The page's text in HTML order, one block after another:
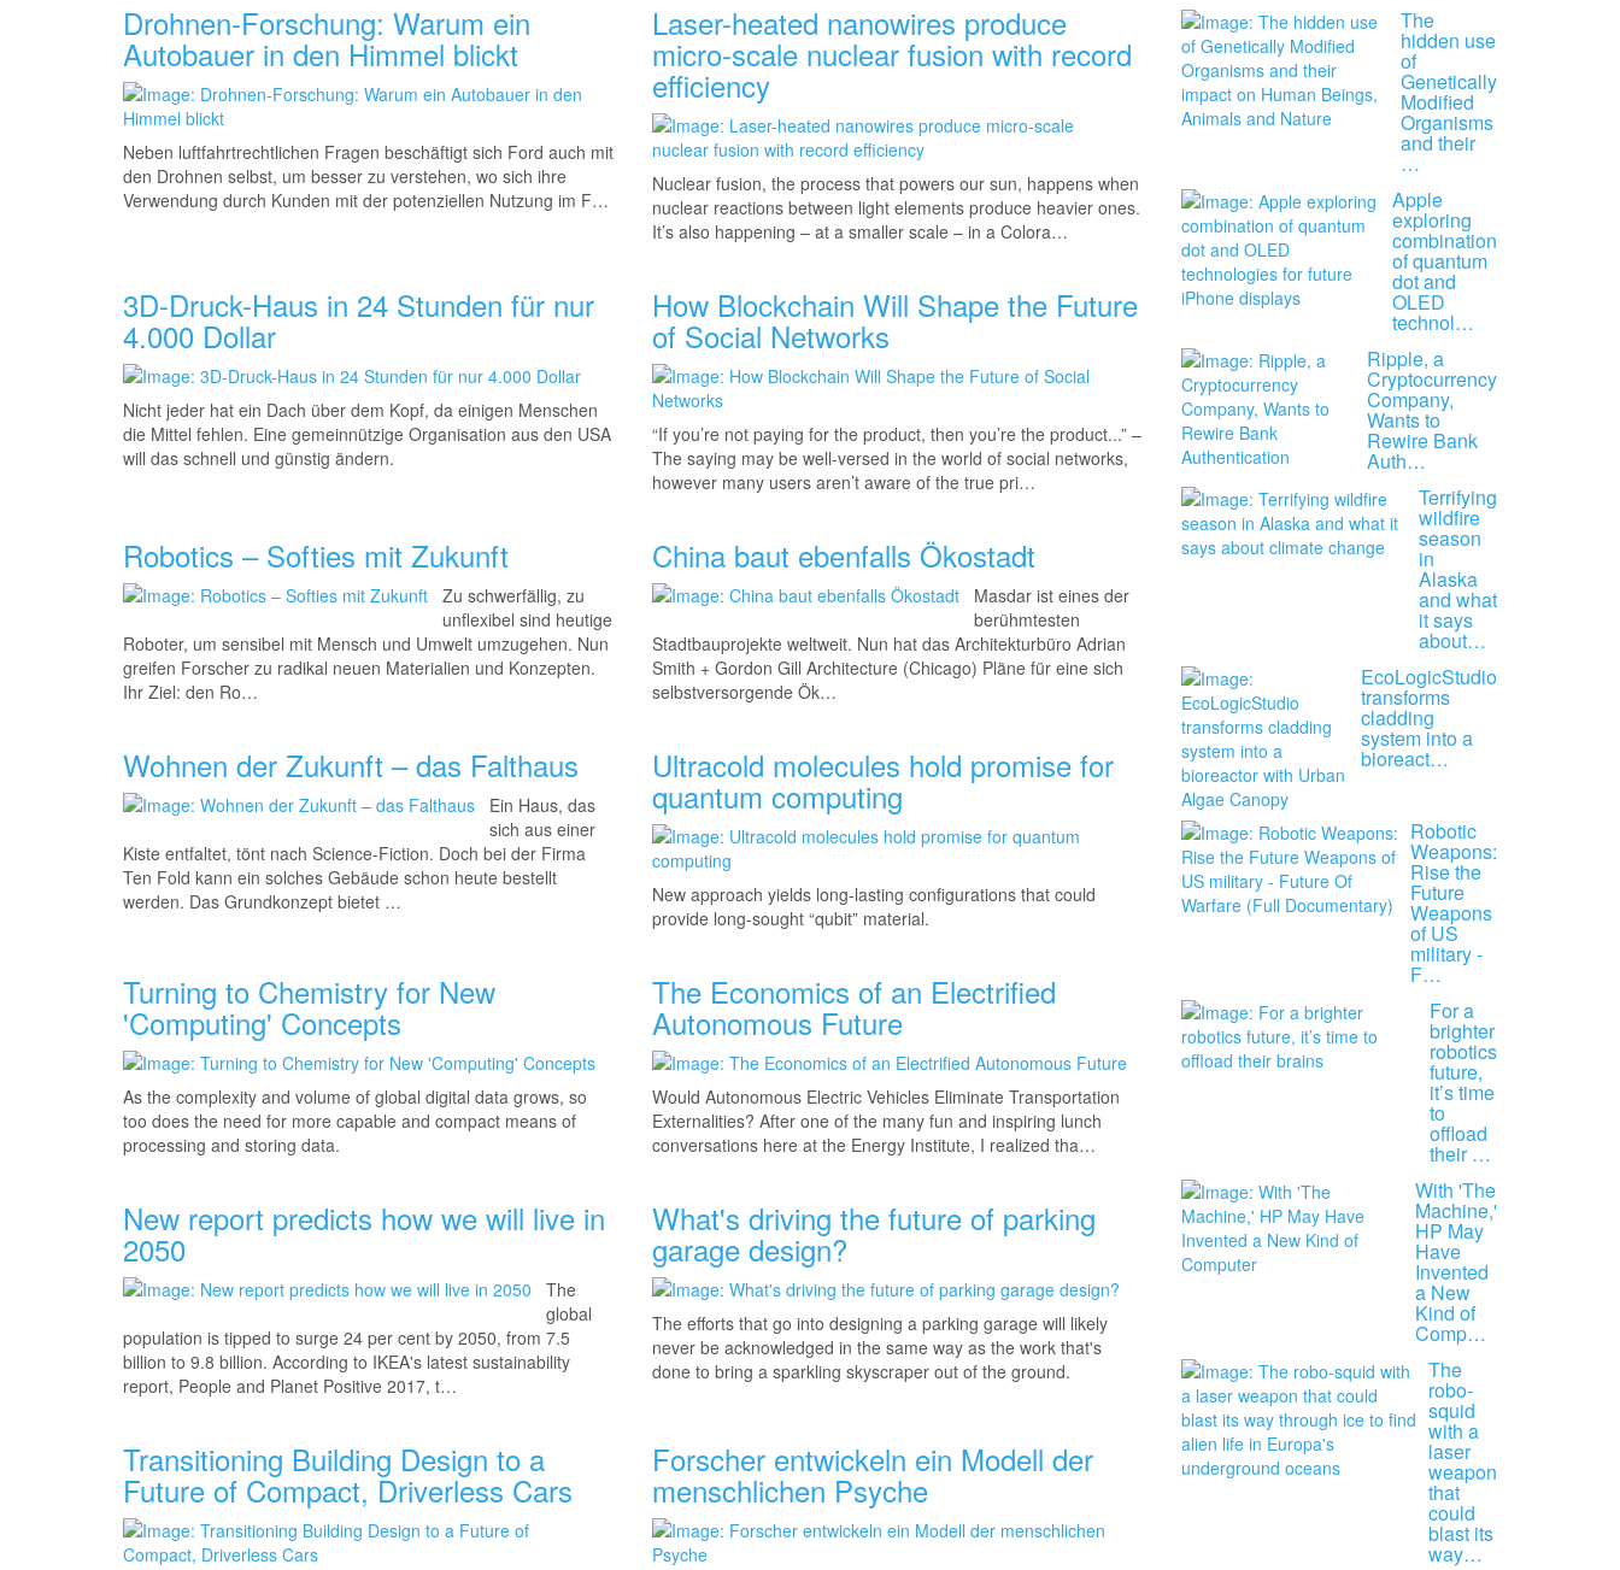
Drohnen-Forschung: Warum ein
Autobauer in den Himmel blickt
Neben luftfahrtrechtlichen Fragen beschäftigt sich Ford auch mit
den Drohnen selbst, um besser zu verstehen, wo sich ihre
Verwendung durch Kunden mit der potenziellen Nutzung im F…
Laser-heated nanowires produce
micro-scale nuclear fusion with record
efficiency
Nuclear fusion, the process that powers our sun, happens when
nuclear reactions between light elements produce heavier ones.
It’s also happening – at a smaller scale – in a Colora…
3D-Druck-Haus in 24 Stunden für nur
4.000 Dollar
Nicht jeder hat ein Dach über dem Kopf, da einigen Menschen
die Mittel fehlen. Eine gemeinnützige Organisation aus den USA
will das schnell und günstig ändern.
How Blockchain Will Shape the Future
of Social Networks
“If you’re not paying for the product, then you’re the product...” –
The saying may be well-versed in the world of social networks,
however many users aren’t aware of the true pri…
Robotics – Softies mit Zukunft
Zu schwerfällig, zu
unflexibel sind heutige
Roboter, um sensibel mit Mensch und Umwelt umzugehen. Nun
greifen Forscher zu radikal neuen Materialien und Konzepten.
Ihr Ziel: den Ro…
China baut ebenfalls Ökostadt
Masdar ist eines der
berühmtesten
Stadtbauprojekte weltweit. Nun hat das Architekturbüro Adrian
Smith + Gordon Gill Architecture (Chicago) Pläne für eine sich
selbstversorgende Ök…
Wohnen der Zukunft – das Falthaus
Ein Haus, das
sich aus einer
Kiste entfaltet, tönt nach Science-Fiction. Doch bei der Firma
Ten Fold kann ein solches Gebäude schon heute bestellt
werden. Das Grundkonzept bietet …
Ultracold molecules hold promise for
quantum computing
New approach yields long-lasting configurations that could
provide long-sought “qubit” material.
Turning to Chemistry for New
'Computing' Concepts
As the complexity and volume of global digital data grows, so
too does the need for more capable and compact means of
processing and storing data.
The Economics of an Electrified
Autonomous Future
Would Autonomous Electric Vehicles Eliminate Transportation
Externalities? After one of the many fun and inspiring lunch
conversations here at the Energy Institute, I realized tha…
New report predicts how we will live in
2050
The
global
population is tipped to surge 24 per cent by 2050, from 7.5
billion to 9.8 billion. According to IKEA's latest sustainability
report, People and Planet Positive 2017, t…
What's driving the future of parking
garage design?
The efforts that go into designing a parking garage will likely
never be acknowledged in the same way as the work that's
done to bring a sparkling skyscraper out of the ground.
Transitioning Building Design to a
Future of Compact, Driverless Cars
Forscher entwickeln ein Modell der
menschlichen Psyche
The
hidden use
of
Genetically
Modified
Organisms
and their
…
Apple
exploring
combination
of quantum
dot and
OLED
technol…
Ripple, a
Cryptocurrency
Company,
Wants to
Rewire Bank
Auth…
Terrifying
wildfire
season
in
Alaska
and what
it says
about…
EcoLogicStudio
transforms
cladding
system into a
bioreact…
Robotic
Weapons:
Rise the
Future
Weapons
of US
military -
F…
For a
brighter
robotics
future,
it’s time
to
offload
their …
With 'The
Machine,'
HP May
Have
Invented
a New
Kind of
Comp…
The
robo-
squid
with a
laser
weapon
that
could
blast its
way…